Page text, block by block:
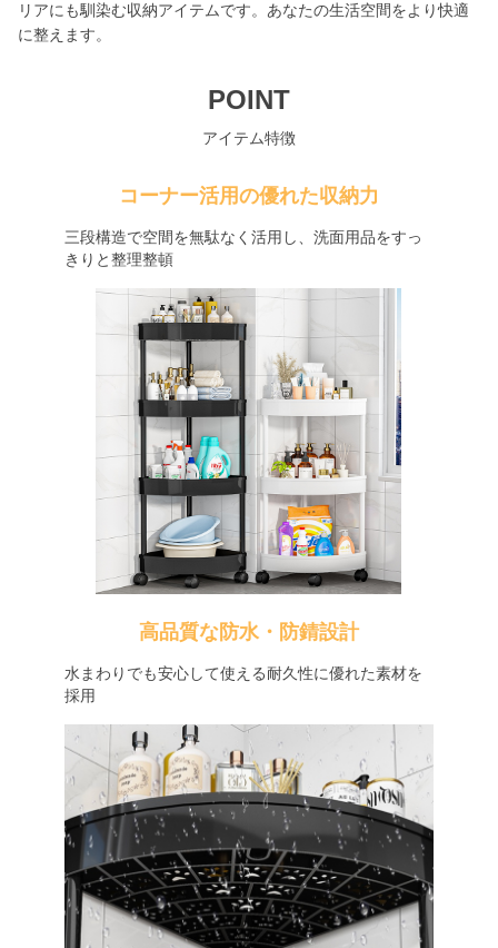
リアにも馴染む収納アイテムです。あなたの生活空間をより快適
に整えます。
POINT
アイテム特徴
コーナー活用の優れた収納力
三段構造で空間を無駄なく活用し、洗面用品をすっ
きりと整理整頓
高品質な防水・防錆設計
水まわりでも安心して使える耐久性に優れた素材を
採用